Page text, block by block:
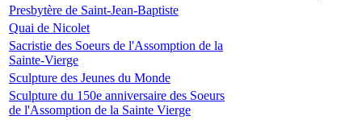
Presbytère de Saint-Jean-Baptiste
Quai de Nicolet
Sacristie des Soeurs de l'Assomption de la
Sainte-Vierge
Sculpture des Jeunes du Monde
Sculpture du 150e anniversaire des Soeurs
de l'Assomption de la Sainte Vierge